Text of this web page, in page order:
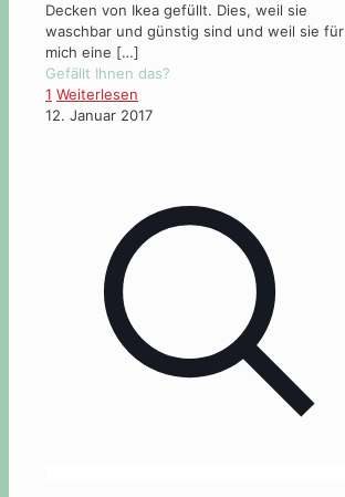
Decken von Ikea gefüllt. Dies, weil sie
waschbar und günstig sind und weil sie für
mich eine […]
Gefällt Ihnen das?
1 Weiterlesen
12. Januar 2017